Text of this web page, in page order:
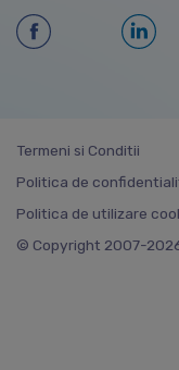
Termeni si Conditii
Politica de
Politica de utilizare
© Copyright 2007-